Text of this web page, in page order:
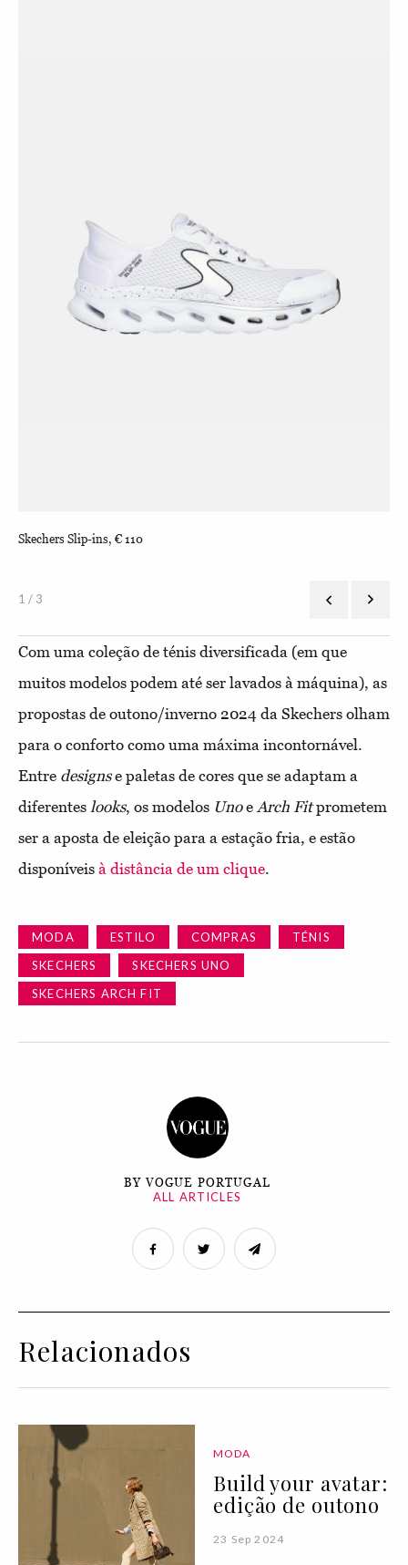
Skechers Slip-ins, € 110
1 / 3
Com uma coleção de ténis diversificada (em que
muitos modelos podem até ser lavados à máquina), as
propostas de outono/inverno 2024 da Skechers olham
para o conforto como uma máxima incontornável.
Entre designse paletas de cores que se adaptam a
diferentes looks, os modelos UnoeArch Fitprometem
ser a aposta de eleição para a estação fria, e estão
disponíveis à distância de um clique.
MODA ESTILO COMPRAS
TÉNIS
SKECHERS
SKECHERS UNO
SKECHERS ARCH FIT
BY VOGUE PORTUGAL
ALL ARTICLES
Relacionados
MODA
Build your avatar:
edição de outono
23 Sep 2024